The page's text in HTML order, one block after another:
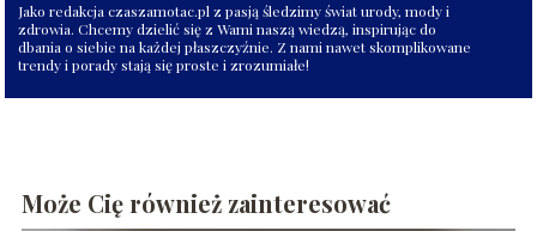
Jako redakcja czaszamotac.pl z pasją śledzimy świat urody, mody i
zdrowia. Chcemy dzielić się z Wami naszą wiedzą, inspirując do
dbania o siebie na każdej płaszczyźnie. Z nami nawet skomplikowane
trendy i porady stają się proste i zrozumiałe!
Może Cię również zainteresować